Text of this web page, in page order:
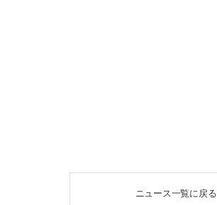
ニュース一覧に戻る